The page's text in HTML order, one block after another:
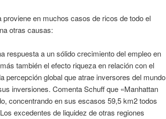
en muchos casos de ricos de todo el
otras causas:
respuesta a un sólido crecimiento del empleo en
también el efecto riqueza en relación con el
percepción global que atrae inversores del mundo
inversiones. Comenta Schuff que «Manhattan
concentrando en sus escasos 59,5 km2 todos
excedentes de liquidez de otras regiones